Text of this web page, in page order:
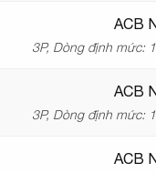
ACB
3P, Dòng định mức:
ACB
3P, Dòng định mức:
ACB